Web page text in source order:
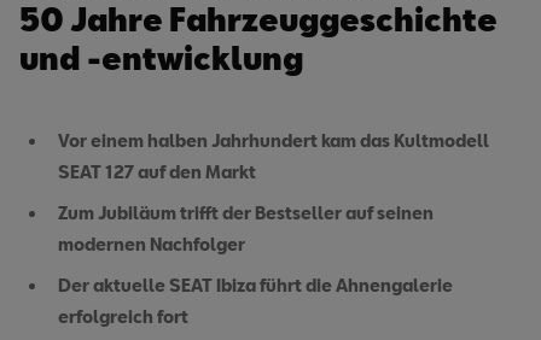
50 Jahre Fahrzeuggeschichte
und -entwicklung
Vor einem halben Jahrhundert kam das Kultmodell
SEAT 127 auf den Markt
Zum Jubiläum trifft der Bestseller auf seinen
modernen Nachfolger
Der aktuelle SEAT Ibiza führt die Ahnengalerie
erfolgreich fort